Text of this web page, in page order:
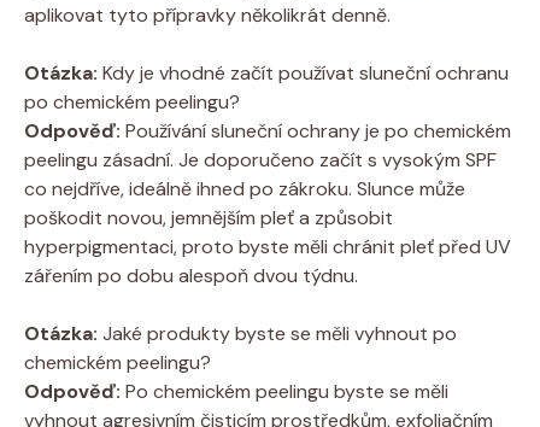
aplikovat tyto přípravky několikrát denně.
Otázka: Kdy je vhodné začít používat sluneční ochranu
po chemickém peelingu?
Odpověď: Používání sluneční ochrany je po chemickém
peelingu zásadní. Je doporučeno začít s vysokým SPF
co nejdříve, ideálně ihned po zákroku. Slunce může
poškodit novou, jemnějším pleť a způsobit
hyperpigmentaci, proto byste měli chránit pleť před UV
zářením po dobu alespoň dvou týdnu.
Otázka: Jaké produkty byste se měli vyhnout po
chemickém peelingu?
Odpověď: Po chemickém peelingu byste se měli
vyhnout agresivním čisticím prostředkům, exfoliačním